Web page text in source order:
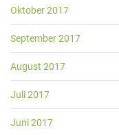
Oktober 2017
September 2017
August 2017
Juli 2017
Juni 2017